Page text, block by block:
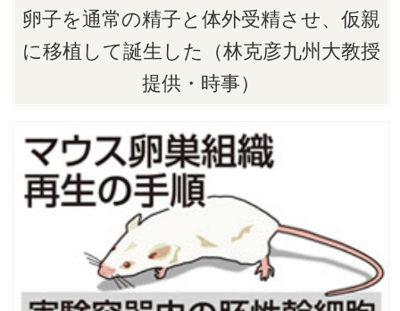
卵子を通常の精子と体外受精させ、仮親
に移植して誕生した（林克彦九州大教授
提供・時事）